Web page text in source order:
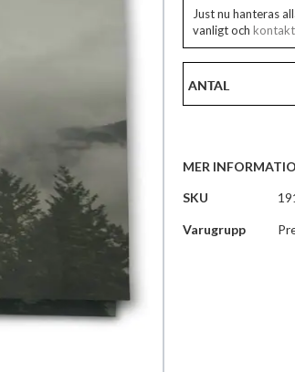
Just nu hanteras
vanligt och
ANTAL
MER
Mer
SKU
Varugrupp